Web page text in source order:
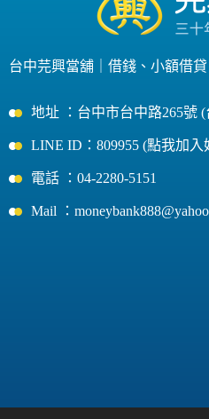
台中芫興當舖｜ 借錢 、 小額借貸
地址 ：台中市台中路265號
LINE ID：809955 (點我加入
電話 ：04-2280-5151
Mail ：